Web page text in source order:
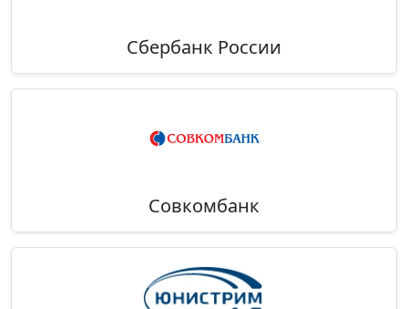
Сбербанк России
Совкомбанк